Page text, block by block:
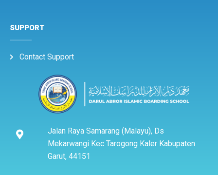
SUPPORT
Contact Support
Jalan Raya Samarang (Malayu), Ds
Mekarwangi Kec Tarogong Kaler Kabupaten
Garut, 44151